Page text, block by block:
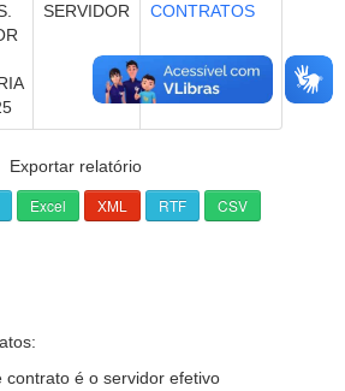
SERVIDOR CONTRATOS
Exportar relatório
contrato é o servidor efetivo